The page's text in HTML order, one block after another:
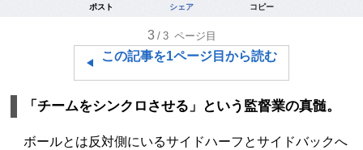
ポスト シェア コピー
3 /3 ページ目
この記事を1ページ目から読む
「チームをシンクロさせる」という監督業の真髄。
ボールとは反対側にいるサイドハーフとサイドバックへ